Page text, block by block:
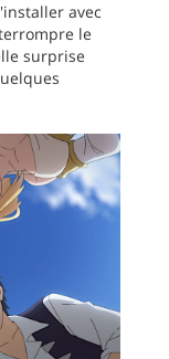
avec
le
surprise